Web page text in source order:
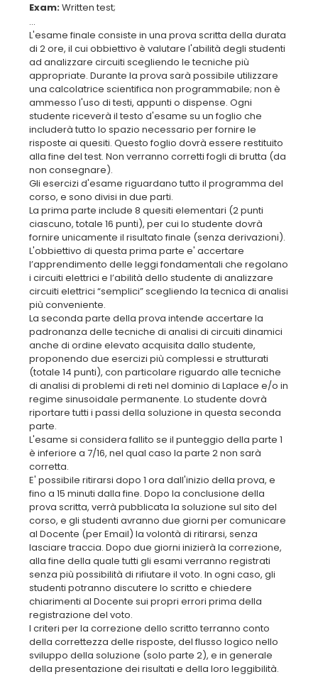
Exam:
...
L'esame finale consiste in una prova scritta della durata
di 2 ore, il cui obbiettivo è valutare l'abilità degli studenti
ad analizzare circuiti scegliendo le tecniche più
appropriate. Durante la prova sarà possibile utilizzare
una calcolatrice scientifica non programmabile; non è
ammesso l'uso di testi, appunti o dispense. Ogni
studente riceverà il testo d'esame su un foglio che
includerà tutto lo spazio necessario per fornire le
risposte ai quesiti. Questo foglio dovrà essere restituito
alla fine del test. Non verranno corretti fogli di brutta (da
non consegnare).
Gli esercizi d'esame riguardano tutto il programma del
corso, e sono divisi in due parti.
La prima parte include 8 quesiti elementari (2 punti
ciascuno, totale 16 punti), per cui lo studente dovrà
fornire unicamente il risultato finale (senza derivazioni).
L'obbiettivo di questa prima parte e' accertare
l’apprendimento delle leggi fondamentali che regolano
i circuiti elettrici e l’abilità dello studente di analizzare
circuiti elettrici “semplici” scegliendo la tecnica di analisi
più conveniente.
La seconda parte della prova intende accertare la
padronanza delle tecniche di analisi di circuiti dinamici
anche di ordine elevato acquisita dallo studente,
proponendo due esercizi più complessi e strutturati
(totale 14 punti), con particolare riguardo alle tecniche
di analisi di problemi di reti nel dominio di Laplace e/o in
regime sinusoidale permanente. Lo studente dovrà
riportare tutti i passi della soluzione in questa seconda
parte.
L'esame si considera fallito se il punteggio della parte 1
è inferiore a 7/16, nel qual caso la parte 2 non sarà
corretta.
E' possibile ritirarsi dopo 1 ora dall'inizio della prova, e
fino a 15 minuti dalla fine. Dopo la conclusione della
prova scritta, verrà pubblicata la soluzione sul sito del
corso, e gli studenti avranno due giorni per comunicare
al Docente (per Email) la volontà di ritirarsi, senza
lasciare traccia. Dopo due giorni inizierà la correzione,
alla fine della quale tutti gli esami verranno registrati
senza più possibilità di rifiutare il voto. In ogni caso, gli
studenti potranno discutere lo scritto e chiedere
chiarimenti al Docente sui propri errori prima della
registrazione del voto.
I criteri per la correzione dello scritto terranno conto
della correttezza delle risposte, del flusso logico nello
sviluppo della soluzione (solo parte 2), e in generale